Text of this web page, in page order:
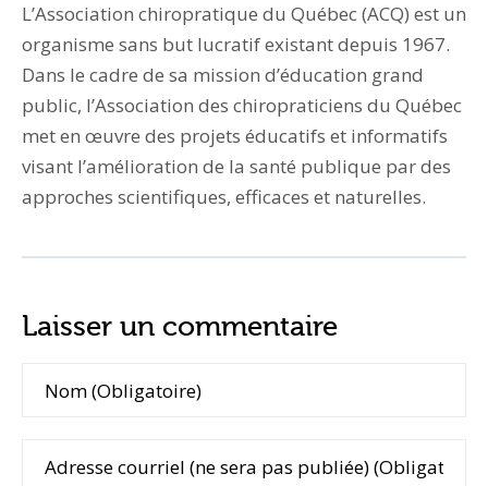
L’Association chiropratique du Québec (ACQ) est un
organisme sans but lucratif existant depuis 1967.
Dans le cadre de sa mission d’éducation grand
public, l’Association des chiropraticiens du Québec
met en œuvre des projets éducatifs et informatifs
visant l’amélioration de la santé publique par des
approches scientifiques, efficaces et naturelles.
Laisser un commentaire